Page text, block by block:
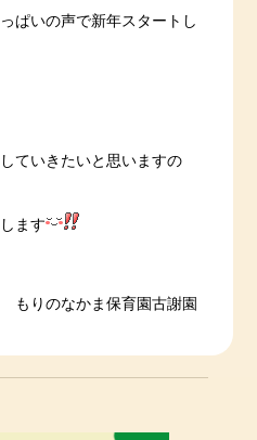
ぱいの声で新年スタートし
ていきたいと思いますの
ます
保育園古謝園